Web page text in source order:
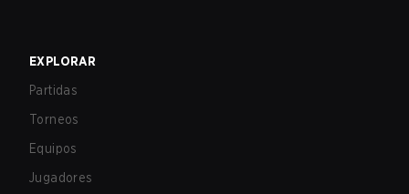
EXPLORAR
Partidas
Torneos
Equipos
Jugadores